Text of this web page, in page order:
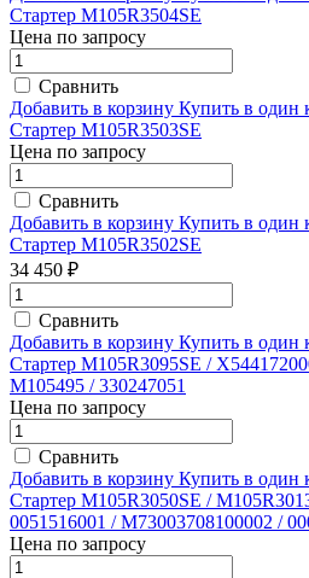
Стартер M105R3504SE
Цена по запросу
Сравнить
Добавить в корзину Купить в один
Стартер M105R3503SE
Цена по запросу
Сравнить
Добавить в корзину Купить в один
Стартер M105R3502SE
34 450 ₽
Сравнить
Добавить в корзину Купить в один
Стартер M105R3095SE /
M105495 / 330247051
Цена по запросу
Сравнить
Добавить в корзину Купить в один
Стартер M105R3050SE /
0051516001 / M73003708100002 /
Цена по запросу